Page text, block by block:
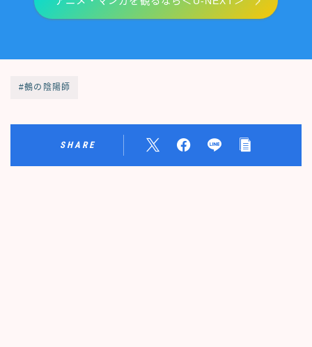
#鵺の陰陽師
SHARE